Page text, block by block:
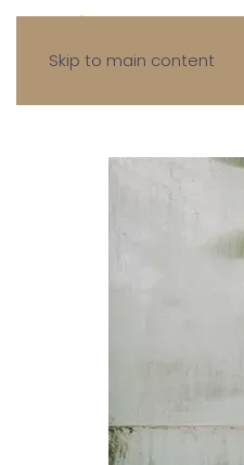
Skip to main content